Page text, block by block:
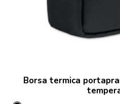
Borsa termica